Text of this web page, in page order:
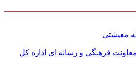
معیشتی
فرهنگی و رسانه ای اداره کل